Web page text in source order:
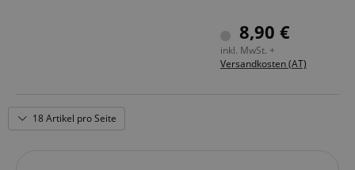
8,90 €
inkl. MwSt. +
Versandkosten (AT)
18 Artikel pro Seite